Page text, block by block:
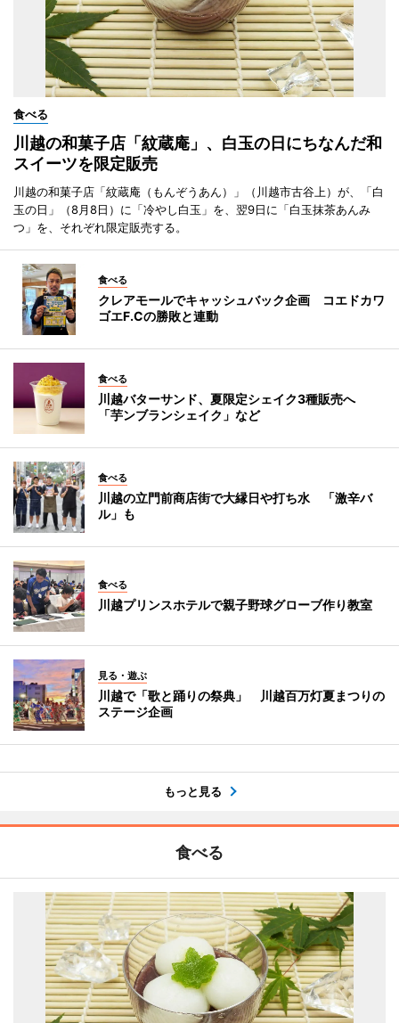
食べる
川越の和菓子店「紋蔵庵」、白玉の日にちなんだ和
スイーツを限定販売
川越の和菓子店「紋蔵庵（もんぞうあん）」（川越市古谷上）が、「白
玉の日」（8月8日）に「冷やし白玉」を、翌9日に「白玉抹茶あんみ
つ」を、それぞれ限定販売する。
食べる
クレアモールでキャッシュバック企画 コエドカワ
ゴエF.Cの勝敗と連動
食べる
川越バターサンド、夏限定シェイク3種販売へ
「芋ンブランシェイク」など
食べる
川越の立門前商店街で大縁日や打ち水 「激辛バ
ル」も
食べる
川越プリンスホテルで親子野球グローブ作り教室
見る・遊ぶ
川越で「歌と踊りの祭典」 川越百万灯夏まつりの
ステージ企画
もっと見る
食べる